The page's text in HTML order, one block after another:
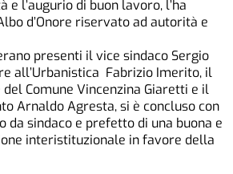
e l’augurio di buon lavoro, l’ha
d’Onore riservato ad autorità e
presenti il vice sindaco Sergio
all’Urbanistica Fabrizio Imerito, il
Comune Vincenzina Giaretti e il
Arnaldo Agresta, si è concluso con
da sindaco e prefetto di una buona e
interistituzionale in favore della